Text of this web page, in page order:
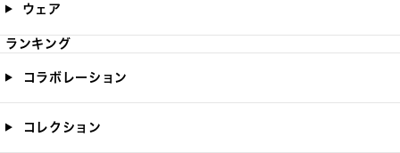
ウェア
ランキング
コラボレーション
コレクション